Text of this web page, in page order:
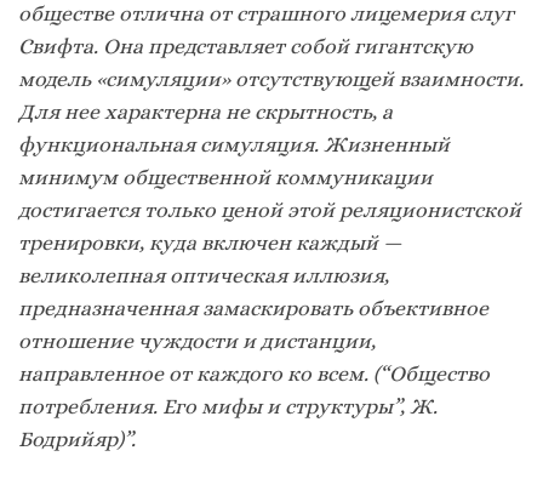
обществе отлична от страшного лицемерия слуг
Свифта. Она представляет собой гигантскую
модель «симуляции» отсутствующей взаимности.
Для нее характерна не скрытность, а
функциональная симуляция. Жизненный
минимум общественной коммуникации
достигается только ценой этой реляционистской
тренировки, куда включен каждый —
великолепная оптическая иллюзия,
предназначенная замаскировать объективное
отношение чуждости и дистанции,
направленное от каждого ко всем. (“Общество
потребления. Его мифы и структуры”, Ж.
Бодрийяр)”.